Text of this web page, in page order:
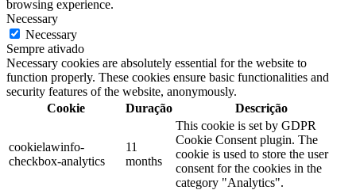
browsing experience.
Necessary
Necessary
Sempre ativado
Necessary cookies are absolutely essential for the website to
function properly. These cookies ensure basic functionalities and
security features of the website, anonymously.
Cookie
Duração Descrição
cookielawinfo-
checkbox-analytics
11
months
This cookie is set by GDPR
Cookie Consent plugin. The
cookie is used to store the user
consent for the cookies in the
category "Analytics".